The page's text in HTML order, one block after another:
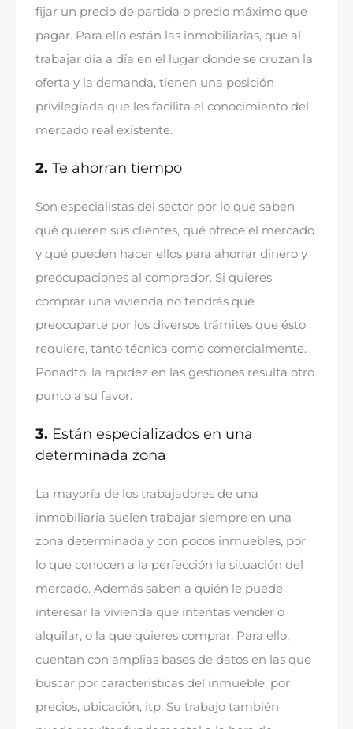
fijar un precio de partida o precio máximo que
pagar. Para ello están las inmobiliarias, que al
trabajar día a día en el lugar donde se cruzan la
oferta y la demanda, tienen una posición
privilegiada que les facilita el conocimiento del
mercado real existente.
2. Te ahorran tiempo
Son especialistas del sector por lo que saben
qué quieren sus clientes, qué ofrece el mercado
y qué pueden hacer ellos para ahorrar dinero y
preocupaciones al comprador. Si quieres
comprar una vivienda no tendrás que
preocuparte por los diversos trámites que ésto
requiere, tanto técnica como comercialmente.
Ponadto, la rapidez en las gestiones resulta otro
punto a su favor.
3. Están especializados en una
determinada zona
La mayoría de los trabajadores de una
inmobiliaria suelen trabajar siempre en una
zona determinada y con pocos inmuebles, por
lo que conocen a la perfección la situación del
mercado. Además saben a quién le puede
interesar la vivienda que intentas vender o
alquilar, o la que quieres comprar. Para ello,
cuentan con amplias bases de datos en las que
buscar por características del inmueble, por
precios, ubicación, itp. Su trabajo también